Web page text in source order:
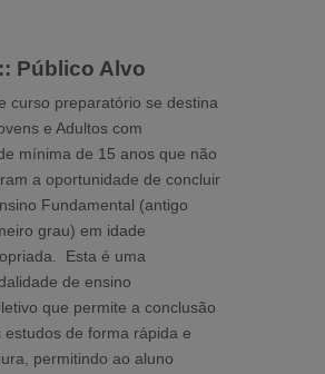
:: Público Alvo
curso preparatório se destina
e Adultos com
mínima de 15 anos que não
a oportunidade de concluir
Fundamental (antigo
grau) em idade
Esta é uma
de ensino
que permite a conclusão
estudos de forma rápida e
permitindo ao aluno